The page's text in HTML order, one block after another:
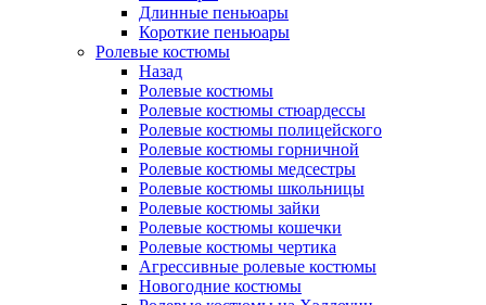
Длинные пеньюары
Короткие пеньюары
Ролевые костюмы
Назад
Ролевые костюмы
Ролевые костюмы стюардессы
Ролевые костюмы полицейского
Ролевые костюмы горничной
Ролевые костюмы медсестры
Ролевые костюмы школьницы
Ролевые костюмы зайки
Ролевые костюмы кошечки
Ролевые костюмы чертика
Агрессивные ролевые костюмы
Новогодние костюмы